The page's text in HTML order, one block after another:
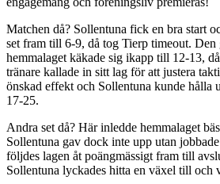
Matchen då? Sollentuna fick en bra start
set fram till 6-9, då tog Tierp timeout. Den
hemmalaget käkade sig ikapp till 12-13,
tränare kallade in sitt lag för att justera
önskad effekt och Sollentuna kunde hålla
17-25.
Andra set då? Här inledde hemmalaget
Sollentuna gav dock inte upp utan
följdes lagen åt poängmässigt fram till
Sollentuna lyckades hitta en växel till och